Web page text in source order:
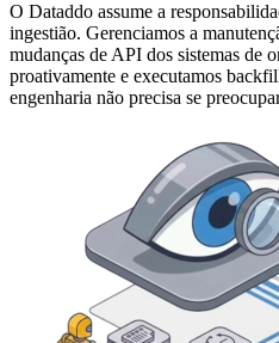
O Dataddo assume a
ingestião. Gerenciamos a
mudanças de API dos sistemas de
proativamente e executamos
engenharia não precisa se